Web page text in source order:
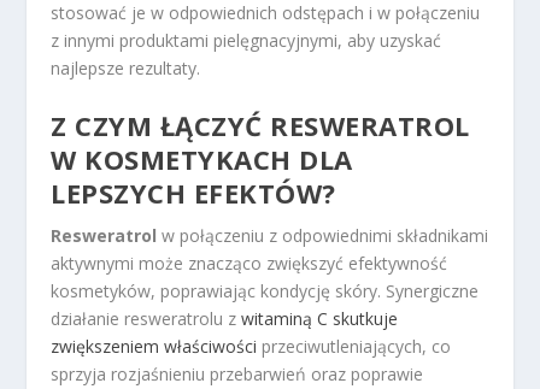
stosować je w odpowiednich odstępach i w połączeniu
z innymi produktami pielęgnacyjnymi, aby uzyskać
najlepsze rezultaty.
Z CZYM ŁĄCZYĆ RESWERATROL
W KOSMETYKACH DLA
LEPSZYCH EFEKTÓW?
Resweratrol w połączeniu z odpowiednimi składnikami
aktywnymi może znacząco zwiększyć efektywność
kosmetyków, poprawiając kondycję skóry. Synergiczne
działanie resweratrolu zwitaminą C skutkuje
zwiększeniem właściwości przeciwutleniających, co
sprzyja rozjaśnieniu przebarwień oraz poprawie